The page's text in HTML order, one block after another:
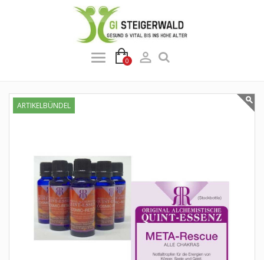
0 
ARTIKELBÜNDEL